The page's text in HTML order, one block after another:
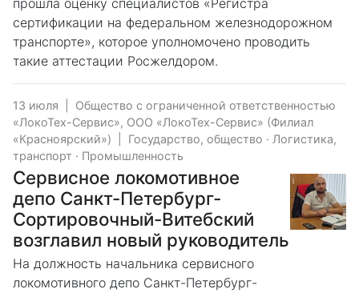
прошла оценку специалистов «Регистра
сертификации на федеральном железнодорожном
транспорте», которое уполномочено проводить
такие аттестации Росжелдором.
13 июля
Общество с ограниченной ответственностью
«ЛокоТех-Сервис», ООО «ЛокоТех-Сервис» (Филиал
«Красноярский»)
Государство, общество · Логистика,
транспорт · Промышленность
Сервисное локомотивное
депо Санкт-Петербург-
Сортировочный-Витебский
возглавил новый руководитель
На должность начальника сервисного
локомотивного депо Санкт-Петербург-